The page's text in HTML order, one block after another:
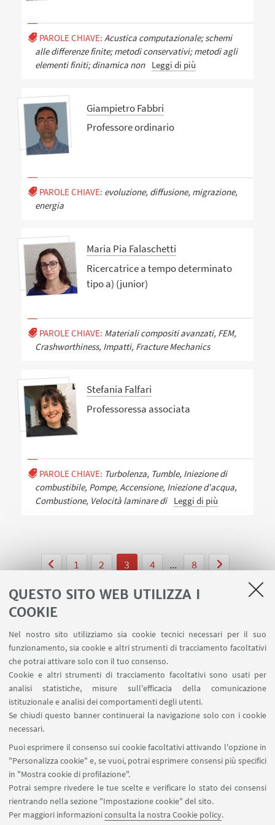
QUESTO SITO WEB UTILIZZA I
COOKIE
Nel nostro sito utilizziamo sia cookie tecnici necessari per il suo
funzionamento, sia cookie e altri strumenti di tracciamento facoltativi
che potrai attivare solo con il tuo consenso.
Cookie e altri strumenti di tracciamento facoltativi sono usati per
analisi statistiche, misure sull'efficacia della comunicazione
istituzionale e analisi dei comportamenti degli utenti.
Se chiudi questo banner continuerai la navigazione solo con i cookie
necessari.
Puoi esprimere il consenso sui cookie facoltativi attivando l'opzione in
"Personalizza cookie" e, se vuoi, potrai esprimere consensi più specifici
in "Mostra cookie di profilazione".
Potrai sempre rivedere le tue scelte e verificare lo stato dei consensi
rientrando nella sezione "Impostazione cookie" del sito.
Per maggiori informazioniconsulta la nostra Cookie policy.
PAROLE CHIAVE: Acustica computazionale; schemi
alle differenze finite; metodi conservativi; metodi agli
elementi finiti; dinamica non
Leggi di più
Giampietro Fabbri
Professore ordinario
PAROLE CHIAVE: evoluzione, diffusione, migrazione,
energia
Maria Pia Falaschetti
Ricercatrice a tempo determinato
tipo a) (junior)
PAROLE CHIAVE: Materiali compositi avanzati, FEM,
Crashworthiness, Impatti, Fracture Mechanics
Stefania Falfari
Professoressa associata
PAROLE CHIAVE: Turbolenza, Tumble, Iniezione di
combustibile, Pompe, Accensione, Iniezione d'acqua,
Combustione, Velocità laminare di
Leggi di più
1 2 3 4 ... 8
LINK UTILI
Area riservata
Prenotazione auto e sale DIN
Prenotazione auto UNIBO
Prenotazione auto Ingegneria
SEGUI UNIBO SU:
APP: